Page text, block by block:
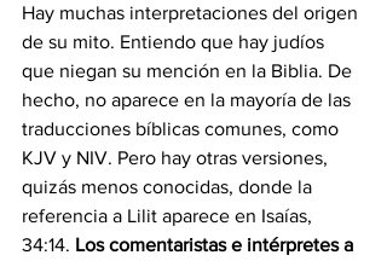
Hay muchas interpretaciones del origen
de su mito. Entiendo que hay judíos
que niegan su mención en la Biblia. De
hecho, no aparece en la mayoría de las
traducciones bíblicas comunes, como
KJV y NIV. Pero hay otras versiones,
quizás menos conocidas, donde la
referencia a Lilit aparece en Isaías,
34:14. Los comentaristas e intérpretes a